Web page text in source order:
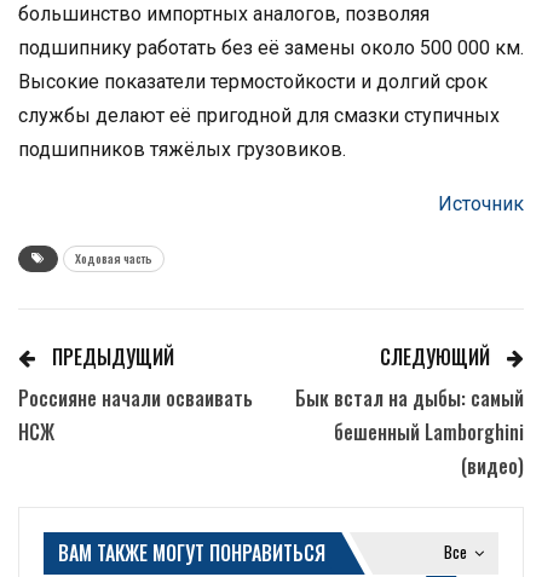
большинство импортных аналогов, позволяя
подшипнику работать без её замены около 500 000 км.
Высокие показатели термостойкости и долгий срок
службы делают её пригодной для смазки ступичных
подшипников тяжёлых грузовиков.
Источник
Ходовая часть
ПРЕДЫДУЩИЙ
Россияне начали осваивать
НСЖ
СЛЕДУЮЩИЙ
Бык встал на дыбы: самый
бешенный Lamborghini
(видео)
Все
ВАМ ТАКЖЕ МОГУТ ПОНРАВИТЬСЯ